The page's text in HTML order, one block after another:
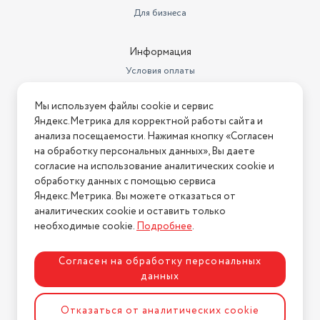
ABS пластик
электрический
Конструкция погружного
насоса
центробежный
Уровень загрязнения воды
чистая вода
Высота подачи воды (м)
11
Максимальная температура
жидкости (°C)
Тип погружного насоса
дренажный
Мощность, Вт
400
Диаметр соединения
25 мм
Глубина погружения
7
Для бизнеса
Информация
Условия оплаты
Условия возврата
Нашли ошибку на сайте? Напишите нам
2026 © Интернет-магазин "АстМаркет". У нас есть всё!
Политика конфиденциальности
Разработка сайтаASTDESIGN
Мы используем файлы cookie и сервис
Яндекс.Метрика для корректной работы сайта и
анализа посещаемости. Нажимая кнопку «Согласен
на обработку персональных данных», Вы даете
согласие на использование аналитических cookie и
обработку данных с помощью сервиса
Яндекс.Метрика. Вы можете отказаться от
аналитических cookie и оставить только
необходимые cookie.Подробнее.
Согласен на обработку персональных
данных
Отказаться от аналитических cookie